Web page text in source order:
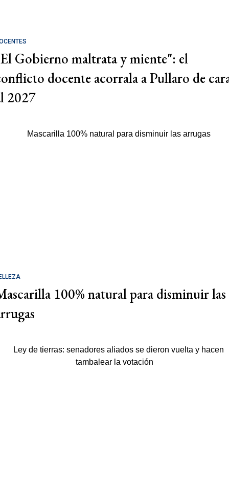
Gobierno maltrata y miente": el
docente acorrala a Pullaro de
2027
100% natural para disminuir las